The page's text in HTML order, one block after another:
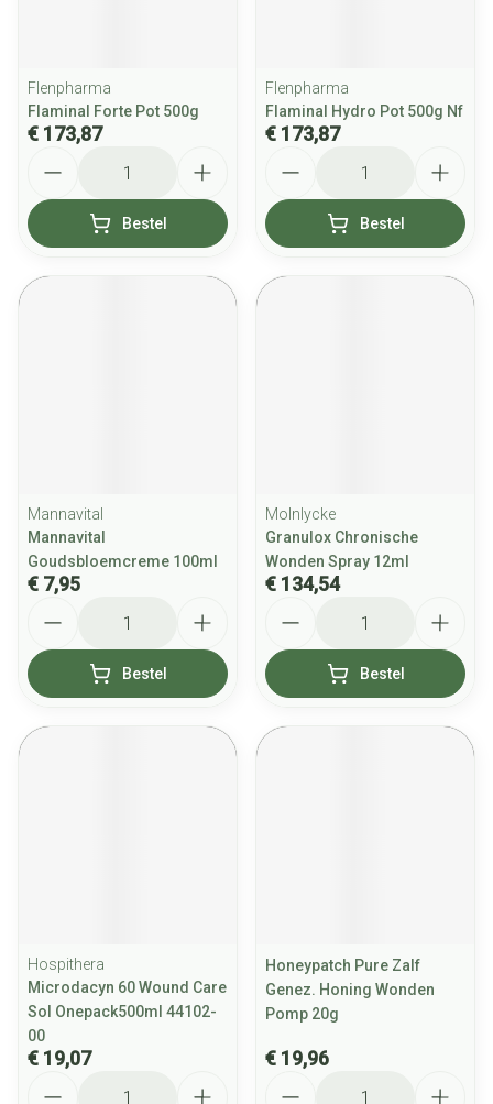
Flenpharma
Flaminal Forte Pot 500g
€ 173,87
Bestel
Flenpharma
Flaminal Hydro Pot 500g Nf
€ 173,87
Bestel
Mannavital
Mannavital
Goudsbloemcreme 100ml
€ 7,95
Bestel
Molnlycke
Granulox Chronische
Wonden Spray 12ml
€ 134,54
Bestel
Hospithera
Microdacyn 60 Wound Care
Sol Onepack500ml 44102-
00
€ 19,07
Honeypatch Pure Zalf
Genez. Honing Wonden
Pomp 20g
€ 19,96